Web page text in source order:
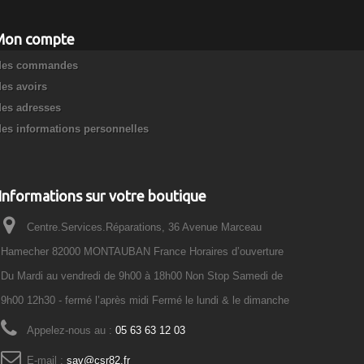
compte
commandes
avoirs
adresses
informations personnelles
Informations sur votre boutique
Centre.Services.Réparations, 36 Avenue Marceau
Hamecher 82000 MONTAUBAN France Horaires d’ouverture
Du Mardi au vendredi de 9h00 à 18h00 Non Stop Samedi de
9h00 12h30 - fermé l’après midi Fermé le lundi & le dimanche
Appelez-nous au : 05 63 63 12 03
E-mail : sav@csr82.fr